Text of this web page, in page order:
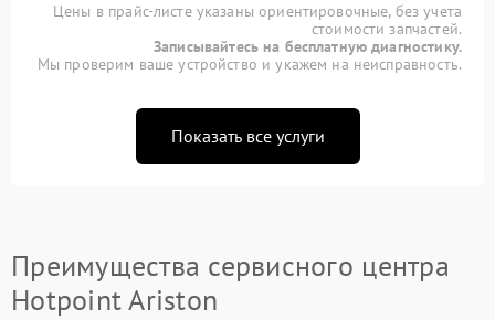
Цены в прайс-листе указаны ориентировочные, без учета
стоимости запчастей.
Записывайтесь на бесплатную диагностику.
Мы проверим ваше устройство и укажем на неисправность.
Показать все услуги
Преимущества сервисного центра
Hotpoint Ariston